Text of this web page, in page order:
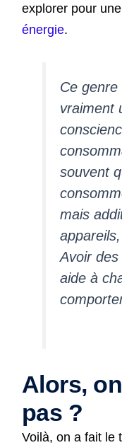
explorer pour une
énergie.
Ce genre
vraiment
souvent
mais
Avoir
aide à
Alors,
pas ?
Voilà, on a fait le